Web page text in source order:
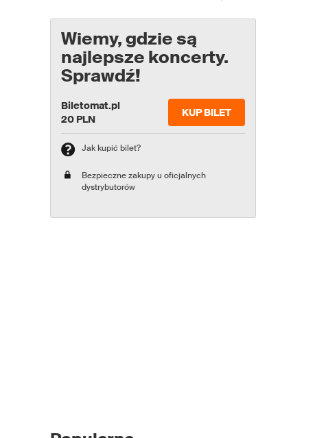
Wiemy, gdzie są
najlepsze koncerty.
Sprawdź!
Biletomat.pl
20 PLN
KUP BILET
Jak kupić bilet?
Bezpieczne zakupy u oficjalnych
dystrybutorów